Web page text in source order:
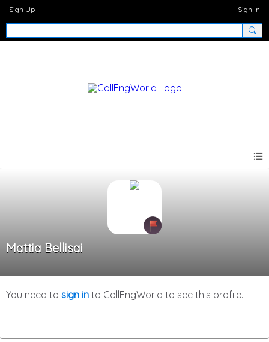
Sign Up Sign In
Mattia Bellisai
You need to sign in to CollEngWorld to see this profile.